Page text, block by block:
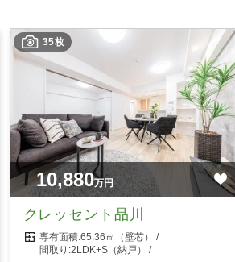
35枚
10,880万円
クレッセント品川
65.36㎡（壁芯）
2LDK+S（納戸）